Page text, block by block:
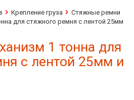
Крепление груза
Стяжные ремни
для стяжного ремня с лентой 25мм
1 тонна для
с лентой 25мм и